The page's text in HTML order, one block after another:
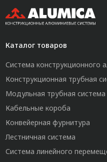
Каталог товаров
Система конструкционного
Конструкционная трубная
Модульная трубная система
Кабельные короба
Конвейерная фурнитура
Лестничная система
Система линейного